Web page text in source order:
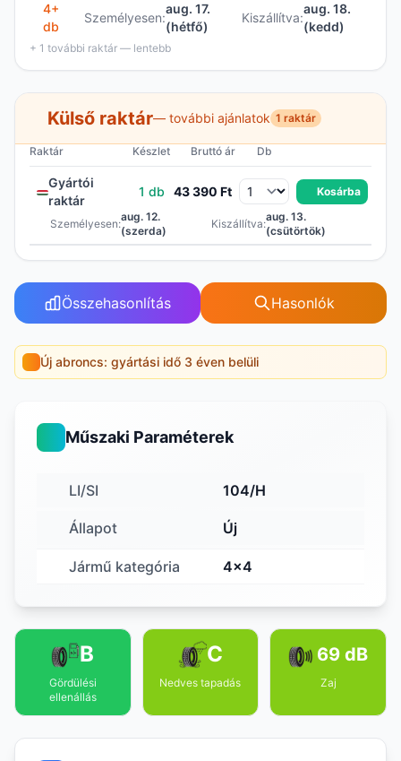
4+
db
Személyesen:
aug. 17.
(hétfő)
Kiszállítva:
aug. 18.
(kedd)
+ 1 további raktár — lentebb
Külső raktár— további ajánlatok 1 raktár
Raktár Készlet Bruttó ár Db
Gyártói
raktár
1 db 43 390 Ft Kosárba
Személyesen:
aug. 12.
(szerda)
Kiszállítva:
aug. 13.
(csütörtök)
Összehasonlítás Hasonlók
Új abroncs: gyártási idő 3 éven belüli
Műszaki Paraméterek
LI/SI 104/H
Állapot Új
Jármű kategória 4x4
B
Gördülési
ellenállás
C
Nedves tapadás
69 dB
Zaj